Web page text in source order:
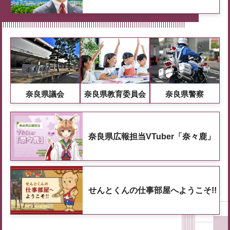
奈良県議会 奈良県教育委員会 奈良県警察
奈良県広報担当VTuber「奈々鹿」
せんとくんの仕事部屋へようこそ!!